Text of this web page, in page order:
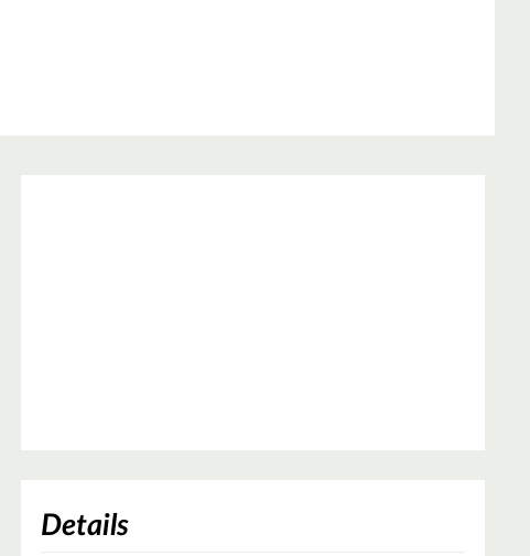
Details